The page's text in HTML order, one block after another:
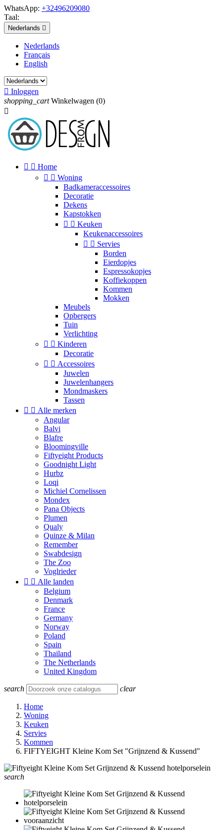
WhatsApp: +32496209080
Taal:
Nederlands 
Nederlands
Français
English
 Inloggen
shopping_cart Winkelwagen (0)

  Home
  Woning
Badkameraccessoires
Decoratie
Dekens
Kapstokken
  Keuken
Keukenaccessoires
  Servies
Borden
Eierdopjes
Espressokopjes
Koffiekoppen
Kommen
Mokken
Meubels
Opbergers
Tuin
Verlichting
  Kinderen
Decoratie
  Accessoires
Juwelen
Juwelenhangers
Mondmaskers
Tassen
  Alle merken
Angular
Balvi
Blafre
Bloomingville
Fiftyeight Products
Goodnight Light
Hurbz
Loqi
Michiel Cornelissen
Mondex
Pana Objects
Plumen
Qualy
Quinze & Milan
Remember
Swabdesign
The Zoo
Voglrieder
  Alle landen
Belgium
Denmark
France
Germany
Norway
Poland
Spain
Thailand
The Netherlands
United Kingdom
search clear
Home
Woning
Keuken
Servies
Kommen
FIFTYEIGHT Kleine Kom Set "Grijnzend & Kussend"
search